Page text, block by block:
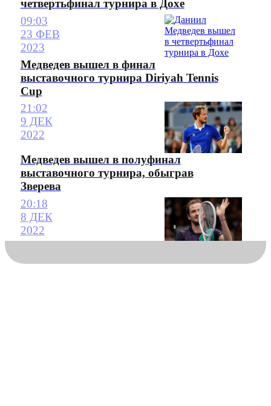
четвертьфинал турнира в Дохе
09:03
23 ФЕВ
2023
Медведев вышел в финал
выставочного турнира Diriyah Tennis
Cup
21:02
9 ДЕК
2022
Медведев вышел в полуфинал
выставочного турнира, обыграв
Зверева
20:18
8 ДЕК
2022